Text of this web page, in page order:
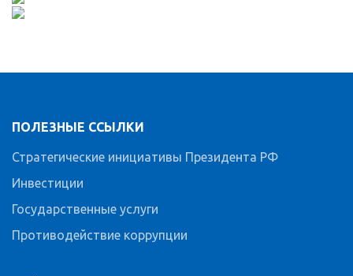
ПОЛЕЗНЫЕ ССЫЛКИ
Стратегические инициативы Президента РФ
Инвестиции
Государственные услуги
Противодействие коррупции